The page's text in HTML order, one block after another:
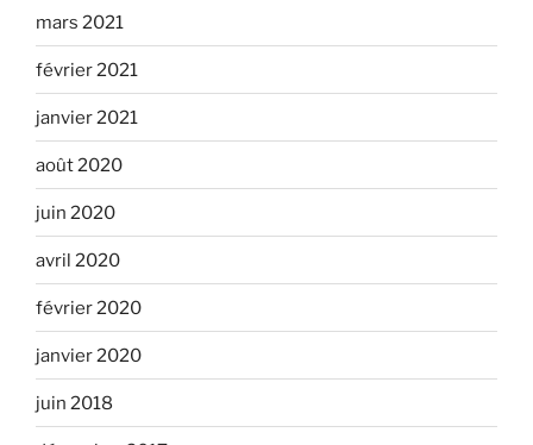
mars 2021
février 2021
janvier 2021
août 2020
juin 2020
avril 2020
février 2020
janvier 2020
juin 2018